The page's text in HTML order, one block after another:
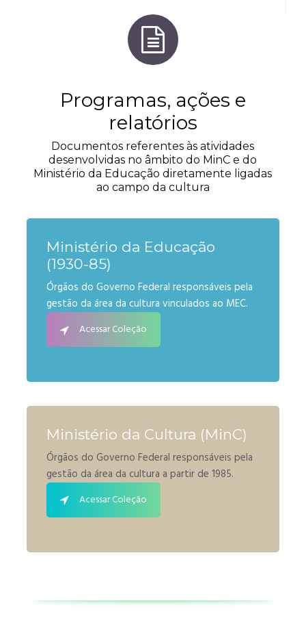
Programas, ações e
relatórios
Documentos referentes às atividades
desenvolvidas no âmbito do MinC e do
Ministério da Educação diretamente ligadas
ao campo da cultura
Ministério da Educação
(1930-85)
Órgãos do Governo Federal responsáveis pela
gestão da área da cultura vinculados ao MEC.
Acessar Coleção
Ministério da Cultura (MinC)
Órgãos do Governo Federal responsáveis pela
gestão da área da cultura a partir de 1985.
Acessar Coleção